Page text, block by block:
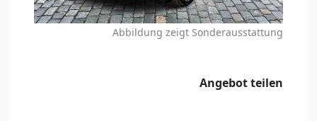
Abbildung zeigt Sonderausstattung
Angebot teilen